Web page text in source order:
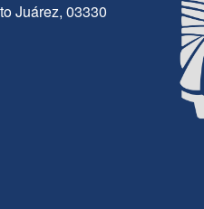
Juárez, 03330